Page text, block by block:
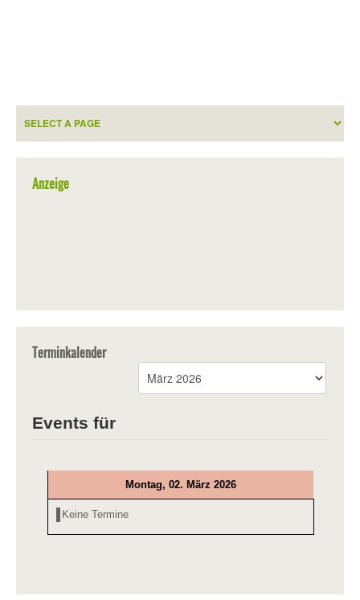
Anzeige
Terminkalender
Events für
Montag, 02. März 2026
Keine Termine